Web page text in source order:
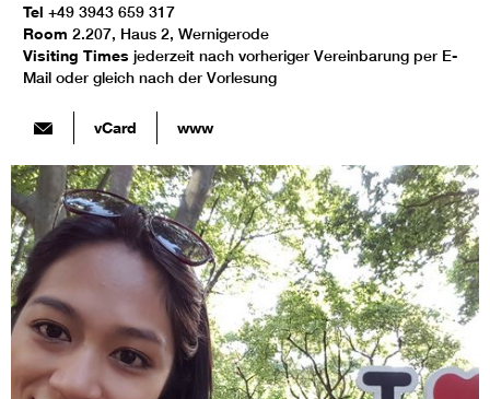
Tel +49 3943 659 317
Room 2.207, Haus 2, Wernigerode
Visiting Times jederzeit nach vorheriger Vereinbarung per E-
Mail oder gleich nach der Vorlesung
vCard www